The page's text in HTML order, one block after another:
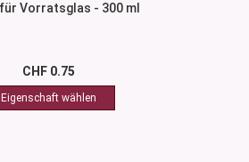
Vorratsglas - 300 ml
CHF 0.75